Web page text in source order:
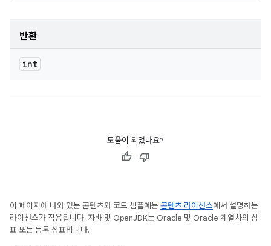
반환
int
도움이 되었나요?
이 페이지에 나와 있는 콘텐츠와 코드 샘플에는 콘텐츠 라이선스에서 설명하는
라이선스가 적용됩니다. 자바 및 OpenJDK는 Oracle 및 Oracle 계열사의 상
표 또는 등록 상표입니다.